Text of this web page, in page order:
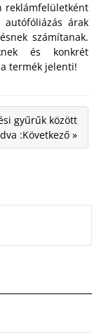
reklámfelületként
árak
számítanak.
és konkrét
termék jelenti!
gyűrűk között
:Következő »